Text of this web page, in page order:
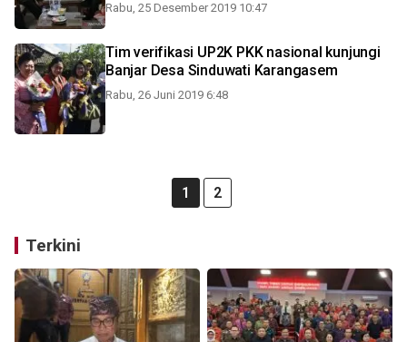
Rabu, 25 Desember 2019 10:47
Tim verifikasi UP2K PKK nasional kunjungi
Banjar Desa Sinduwati Karangasem
Rabu, 26 Juni 2019 6:48
1 2
Terkini